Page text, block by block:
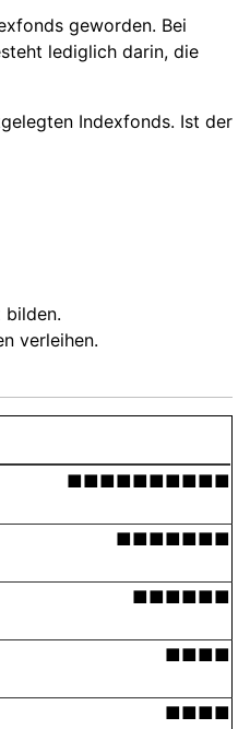
geworden. Bei
lediglich darin, die
Indexfonds. Ist der
bilden.
verleihen.
■■■■■■■■■■
■■■■■■■
■■■■■■
■■■■
■■■■